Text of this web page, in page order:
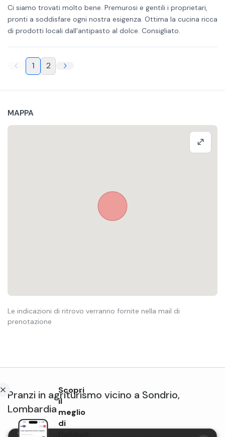
Ci siamo trovati molto bene. Premurosi e gentili i proprietari,
pronti a soddisfare ogni nostra esigenza. Ottima la cucina ricca
di prodotti locali dall'antipasto al dolce. Consigliato.
1 2
MAPPA
Le indicazioni di ritrovo verranno fornite nella mail di
prenotazione
Pranzi in agriturismo vicino a Sondrio,
Lombardia
Scopri
il
meglio
di